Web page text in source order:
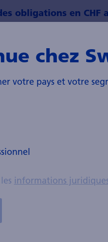
obligations en
chez
votre pays et votre
informations